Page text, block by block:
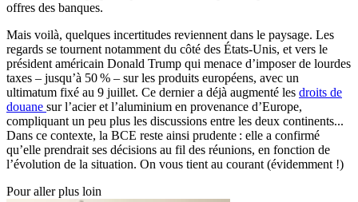
offres des banques.
Mais voilà, quelques incertitudes reviennent dans le paysage. Les
regards se tournent notamment du côté des États-Unis, et vers le
président américain Donald Trump qui menace d’imposer de lourdes
taxes – jusqu’à 50 % – sur les produits européens, avec un
ultimatum fixé au 9 juillet. Ce dernier a déjà augmenté les droits de
douane sur l’acier et l’aluminium en provenance d’Europe,
compliquant un peu plus les discussions entre les deux continents...
Dans ce contexte, la BCE reste ainsi prudente : elle a confirmé
qu’elle prendrait ses décisions au fil des réunions, en fonction de
l’évolution de la situation. On vous tient au courant (évidemment !)
Pour aller plus loin